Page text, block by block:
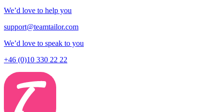
We’d love to help you
support@teamtailor.com
We’d love to speak to you
+46 (0)10 330 22 22